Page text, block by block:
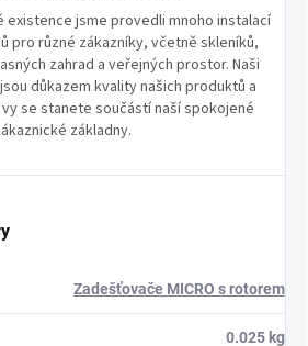
existence jsme provedli mnoho instalací
pro různé zákazníky, včetně skleníků,
zahrad a veřejných prostor. Naši
důkazem kvality našich produktů a
se stanete součástí naší spokojené
základny.
Zadešťovače MICRO s rotorem
0.025 kg